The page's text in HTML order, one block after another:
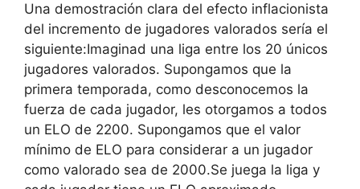
Una demostración clara del efecto inflacionista
del incremento de jugadores valorados sería el
siguiente:Imaginad una liga entre los 20 únicos
jugadores valorados. Supongamos que la
primera temporada, como desconocemos la
fuerza de cada jugador, les otorgamos a todos
un ELO de 2200. Supongamos que el valor
mínimo de ELO para considerar a un jugador
como valorado sea de 2000.Se juega la liga y